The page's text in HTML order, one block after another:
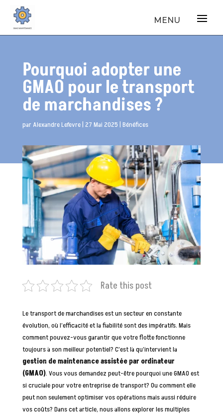
Pourquoi adopter une
GMAO pour le transport
de marchandises ?
parAlexandre Lefevre| 27 Mai 2025 Bénéfices
Rate this post
Le transport de marchandises est un secteur en constante
évolution, où l’efficacité et la fiabilité sont des impératifs. Mais
comment pouvez-vous garantir que votre flotte fonctionne
toujours à son meilleur potentiel? C’est là qu’intervient la
gestion de maintenance assistée par ordinateur
(GMAO). Vous vous demandez peut-être pourquoi une GMAO est
si cruciale pour votre entreprise de transport? Ou comment elle
peut non seulement optimiser vos opérations mais aussi réduire
vos coûts? Dans cet article, nous allons explorer les multiples